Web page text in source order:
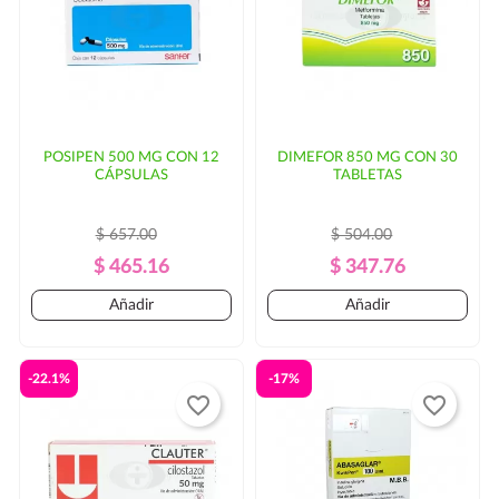
parte del cliente.
POSIPEN 500 MG CON 12
CÁPSULAS
Precio
Regular
$ 657.00
Precio
$ 465.16
Añadir
DIMEFOR 850 MG CON 30
TABLETAS
Precio
Regular
$ 504.00
Precio
$ 347.76
Añadir
-22.1%
favorite_border
-17%
favorite_border